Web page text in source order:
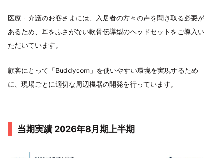
医療・介護のお客さまには、入居者の方々の声を聞き取る必要が
あるため、耳をふさがない軟骨伝導型のヘッドセットをご導入い
ただいています。
顧客にとって「Buddycom」を使いやすい環境を実現するため
に、現場ごとに適切な周辺機器の開発を行っています。
当期実績 2026年8月期上半期